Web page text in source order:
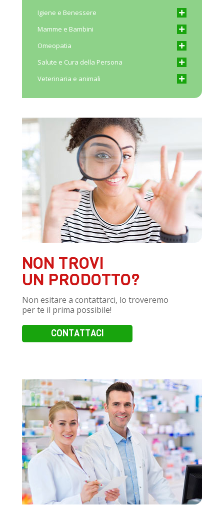
Igiene e Benessere
Mamme e Bambini
Omeopatia
Salute e Cura della Persona
Veterinaria e animali
NON TROVI
UN PRODOTTO?
Non esitare a contattarci, lo troveremo
per te il prima possibile!
CONTATTACI